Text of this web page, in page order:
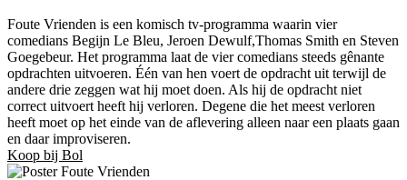
Foute Vrienden is een komisch tv-programma waarin vier
comedians Begijn Le Bleu, Jeroen Dewulf,Thomas Smith en Steven
Goegebeur. Het programma laat de vier comedians steeds gênante
opdrachten uitvoeren. Één van hen voert de opdracht uit terwijl de
andere drie zeggen wat hij moet doen. Als hij de opdracht niet
correct uitvoert heeft hij verloren. Degene die het meest verloren
heeft moet op het einde van de aflevering alleen naar een plaats gaan
en daar improviseren.
Koop bij Bol